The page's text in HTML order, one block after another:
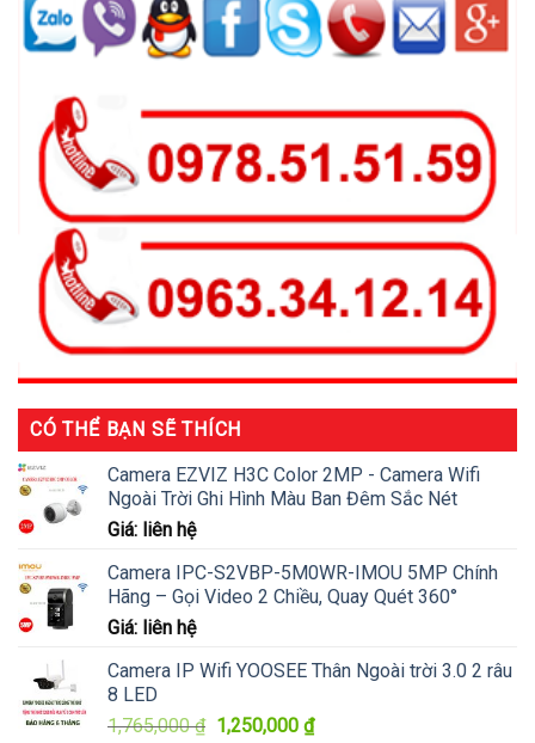
CÓ THỂ BẠN SẼ THÍCH
Camera EZVIZ H3C Color 2MP - Camera Wifi
Ngoài Trời Ghi Hình Màu Ban Đêm Sắc Nét
Giá: liên hệ
Camera IPC-S2VBP-5M0WR-IMOU 5MP Chính
Hãng – Gọi Video 2 Chiều, Quay Quét 360°
Giá: liên hệ
Camera IP Wifi YOOSEE Thân Ngoài trời 3.0 2 râu
8 LED
1,765,000₫ Giá
1,250,000 ₫Giá